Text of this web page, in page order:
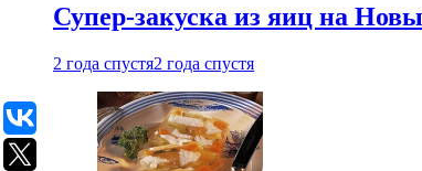
Супер-закуска из яиц на
2 года спустя2 года спустя